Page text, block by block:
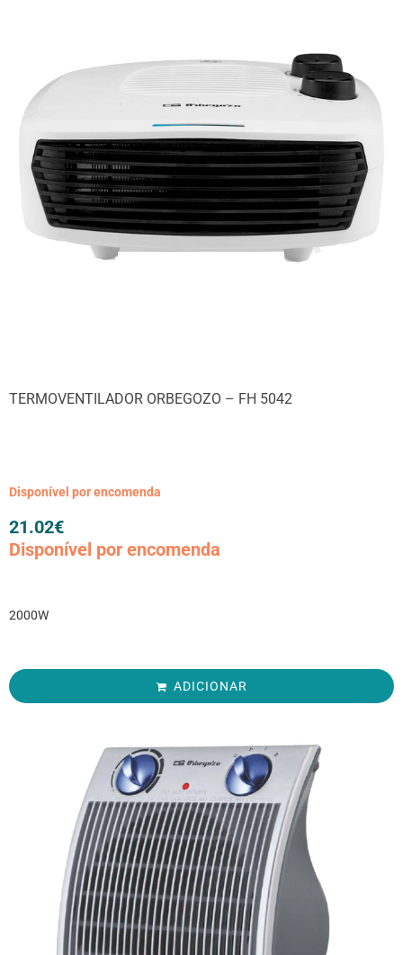
TERMOVENTILADOR ORBEGOZO – FH 5042
Disponível por encomenda
21.02€
Disponível por encomenda
2000W
ADICIONAR